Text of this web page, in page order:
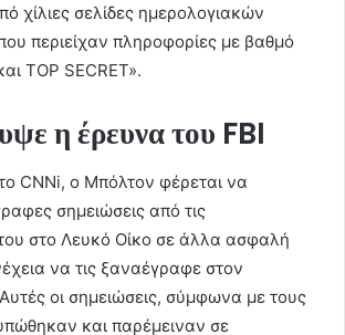
χίλιες σελίδες ημερολογιακών
περιείχαν πληροφορίες με βαθμό
TOP SECRET».
η έρευνα του FBI
CNNi, ο Μπόλτον φέρεται να
σημειώσεις από τις
στο Λευκό Οίκο σε άλλα ασφαλή
να τις ξαναέγραφε στον
οι σημειώσεις, σύμφωνα με τους
και παρέμειναν σε